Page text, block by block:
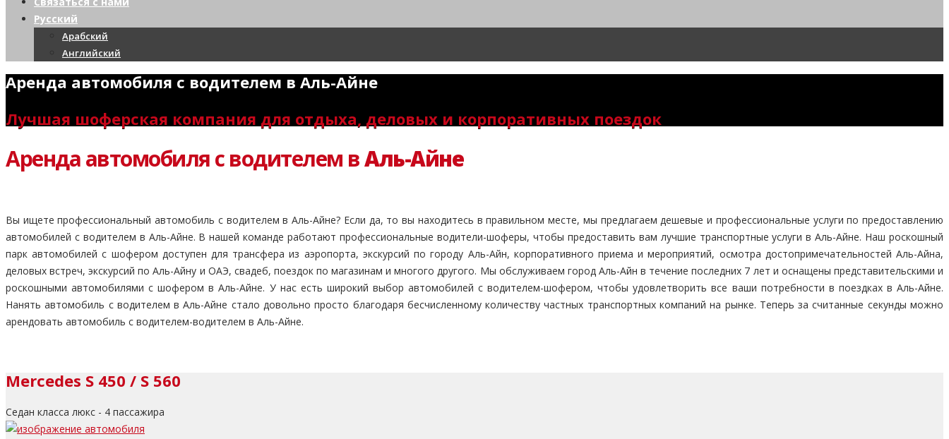
Русский
Арабский
Английский
Аренда автомобиля с водителем в Аль-Айне
Лучшая шоферская компания для отдыха, деловых и корпоративных поездок
Аренда автомобиля с водителем вАль-Айне
Вы ищете профессиональный автомобиль с водителем в Аль-Айне? Если да, то вы находитесь в правильном месте, мы предлагаем дешевые и профессиональные услуги по предоставлению
автомобилей с водителем в Аль-Айне. В нашей команде работают профессиональные водители-шоферы, чтобы предоставить вам лучшие транспортные услуги в Аль-Айне. Наш роскошный
парк автомобилей с шофером доступен для трансфера из аэропорта, экскурсий по городу Аль-Айн, корпоративного приема и мероприятий, осмотра достопримечательностей Аль-Айна,
деловых встреч, экскурсий по Аль-Айну и ОАЭ, свадеб, поездок по магазинам и многого другого. Мы обслуживаем город Аль-Айн в течение последних 7 лет и оснащены представительскими и
роскошными автомобилями с шофером в Аль-Айне. У нас есть широкий выбор автомобилей с водителем-шофером, чтобы удовлетворить все ваши потребности в поездках в Аль-Айне.
Нанять автомобиль с водителем в Аль-Айне стало довольно просто благодаря бесчисленному количеству частных транспортных компаний на рынке. Теперь за считанные секунды можно
арендовать автомобиль с водителем-водителем в Аль-Айне.
Mercedes S 450 / S 560
Седан класса люкс - 4 пассажира